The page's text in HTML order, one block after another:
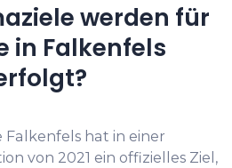
werden für
in Falkenfels
Falkenfels hat in einer
von 2021 ein offizielles Ziel,